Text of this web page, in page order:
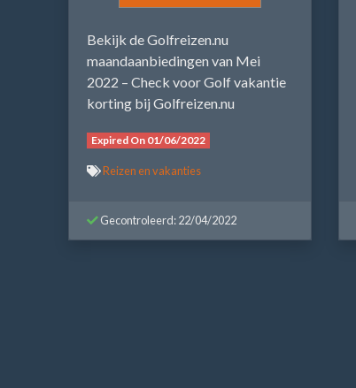
Bekijk de Golfreizen.nu
maandaanbiedingen van Mei
2022 – Check voor Golf vakantie
korting bij Golfreizen.nu
Expired On 01/06/2022
Reizen en vakanties
Gecontroleerd: 22/04/2022